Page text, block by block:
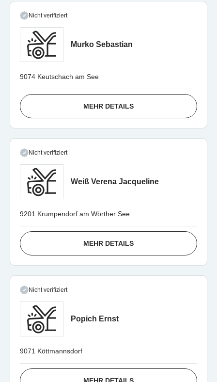
Nicht verifiziert
Murko Sebastian
9074 Keutschach am See
MEHR DETAILS
Nicht verifiziert
Weiß Verena Jacqueline
9201 Krumpendorf am Wörther See
MEHR DETAILS
Nicht verifiziert
Popich Ernst
9071 Köttmannsdorf
MEHR DETAILS